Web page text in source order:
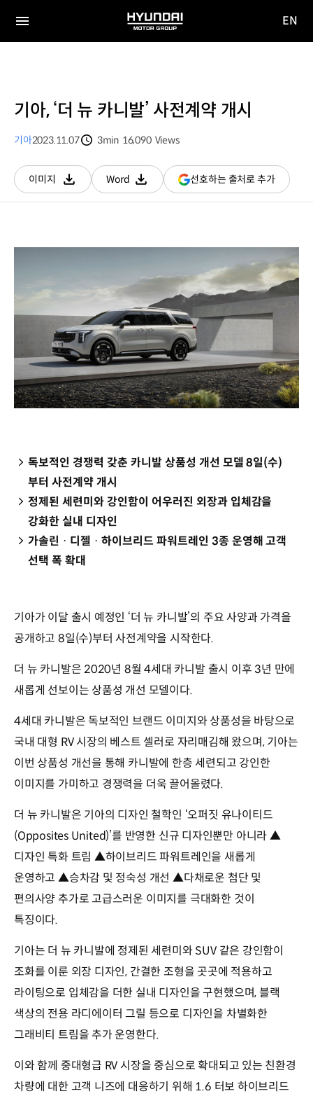
전체
HYUNDAI
MOTOR
EN
기아, ‘더 뉴 카니발’ 사전계약 개시
기아2023.11.07
3min 16,090 Views
이미지
다운로드
Word
다운로드
선호하는 출처로 추가(새
창
독보적인 경쟁력 갖춘 카니발 상품성 개선 모델 8일(수)
부터 사전계약 개시
정제된 세련미와 강인함이 어우러진 외장과 입체감을
강화한 실내 디자인
가솔린ᆞ디젤ᆞ하이브리드 파워트레인 3종 운영해 고객
선택 폭 확대
기아가 이달 출시 예정인 ‘더 뉴 카니발’의 주요 사양과 가격을
공개하고 8일(수)부터 사전계약을 시작한다.
더 뉴 카니발은 2020년 8월 4세대 카니발 출시 이후 3년 만에
새롭게 선보이는 상품성 개선 모델이다.
4세대 카니발은 독보적인 브랜드 이미지와 상품성을 바탕으로
국내 대형 RV 시장의 베스트 셀러로 자리매김해 왔으며, 기아는
이번 상품성 개선을 통해 카니발에 한층 세련되고 강인한
이미지를 가미하고 경쟁력을 더욱 끌어올렸다.
더 뉴 카니발은 기아의 디자인 철학인 ‘오퍼짓 유나이티드
(Opposites United)’를 반영한 신규 디자인뿐만 아니라 ▲
디자인 특화 트림 ▲하이브리드 파워트레인을 새롭게
운영하고 ▲승차감 및 정숙성 개선 ▲다채로운 첨단 및
편의사양 추가로 고급스러운 이미지를 극대화한 것이
특징이다.
기아는 더 뉴 카니발에 정제된 세련미와 SUV 같은 강인함이
조화를 이룬 외장 디자인, 간결한 조형을 곳곳에 적용하고
라이팅으로 입체감을 더한 실내 디자인을 구현했으며, 블랙
색상의 전용 라디에이터 그릴 등으로 디자인을 차별화한
그래비티 트림을 추가 운영한다.
이와 함께 중대형급 RV 시장을 중심으로 확대되고 있는 친환경
차량에 대한 고객 니즈에 대응하기 위해 1.6 터보 하이브리드